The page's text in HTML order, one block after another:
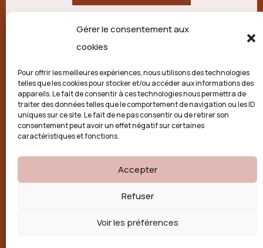
Gérer le consentement aux
cookies
Pour offrir les meilleures expériences, nous utilisons des technologies
telles que les cookies pour stocker et/ou accéder aux informations des
appareils. Le fait de consentir à ces technologies nous permettra de
traiter des données telles que le comportement de navigation ou les ID
uniques sur ce site. Le fait de ne pas consentir ou de retirer son
consentement peut avoir un effet négatif sur certaines
caractéristiques et fonctions.
Accepter
Refuser
Voir les préférences
21 route de Palisse,
Politique de confidentialité
Conditions générales